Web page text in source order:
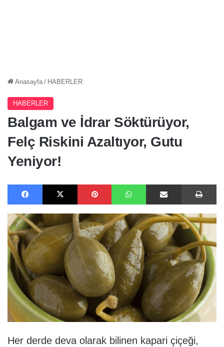
Anasayfa / HABERLER
HABERLER
Balgam ve İdrar Söktürüyor,
Felç Riskini Azaltıyor, Gutu
Yeniyor!
Facebook X Pinterest WhatsApp E-Posta ile paylaş
Her derde deva olarak bilinen kapari çiçeği,